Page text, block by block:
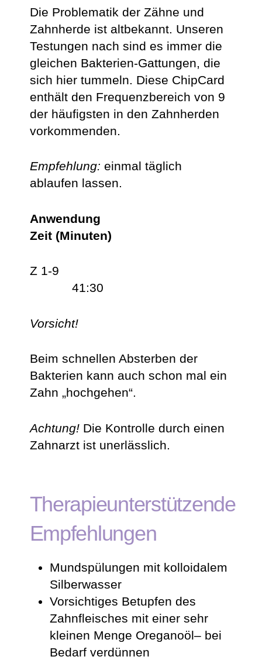
Die Problematik der Zähne und
Zahnherde ist altbekannt. Unseren
Testungen nach sind es immer die
gleichen Bakterien-Gattungen, die
sich hier tummeln. Diese ChipCard
enthält den Frequenz­bereich von 9
der häufigsten in den Zahnherden
vorkommenden.
Empfehlung: einmal täglich
ablaufen lassen.
Anwendung
Zeit (Minuten)
Z 1-9
41:30
Vorsicht!
Beim schnellen Absterben der
Bakterien kann auch schon mal ein
Zahn „hochgehen“.
Achtung!Die Kontrolle durch einen
Zahnarzt ist unerlässlich.
Therapieunterstützende
Empfehlungen
Mundspülungen mit kolloidalem
Silberwasser
Vorsichtiges Betupfen des
Zahnfleisches mit einer sehr
kleinen Menge Oreganoöl– bei
Bedarf verdünnen